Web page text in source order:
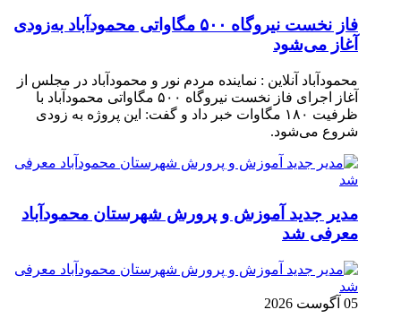
فاز نخست نیروگاه ۵۰۰ مگاواتی محمودآباد به‌زودی
آغاز می‌شود
محمودآباد آنلاین : نماینده مردم نور و محمودآباد در مجلس از
آغاز اجرای فاز نخست نیروگاه ۵۰۰ مگاواتی محمودآباد با
ظرفیت ۱۸۰ مگاوات خبر داد و گفت: این پروژه به زودی
شروع می‌شود.
مدیر جدید آموزش و پرورش شهرستان محمودآباد
معرفی شد
05 آگوست 2026